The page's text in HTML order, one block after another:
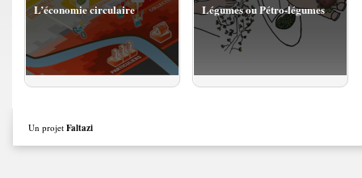
L’économie circulaire Légumes ou Pétro-légumes
Un projet Faltazi